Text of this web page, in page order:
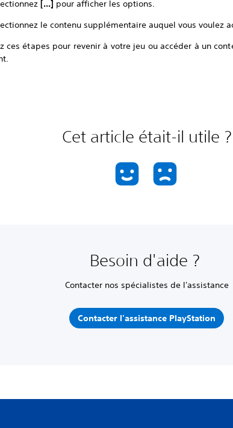
[...] pour afficher les options.
le contenu supplémentaire auquel vous voulez
ces étapes pour revenir à votre jeu ou accéder à un
Cet article était-il utile ?
Besoin d'aide ?
Contacter nos spécialistes de l'assistance
Contacter l'assistance PlayStation